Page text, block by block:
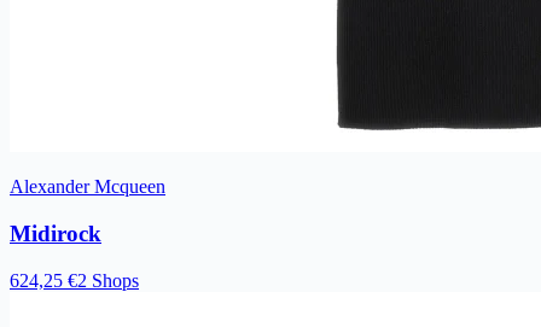
Alexander Mcqueen
Midirock
624,25 €2 Shops